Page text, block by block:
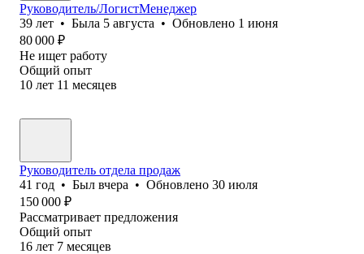
Руководитель/ЛогистМенеджер
39 лет • Была 5 августа • Обновлено 1 июня
80 000 ₽
Не ищет работу
Общий опыт
10 лет 11 месяцев
Руководитель отдела продаж
41 год • Был вчера • Обновлено 30 июля
150 000 ₽
Рассматривает предложения
Общий опыт
16 лет 7 месяцев